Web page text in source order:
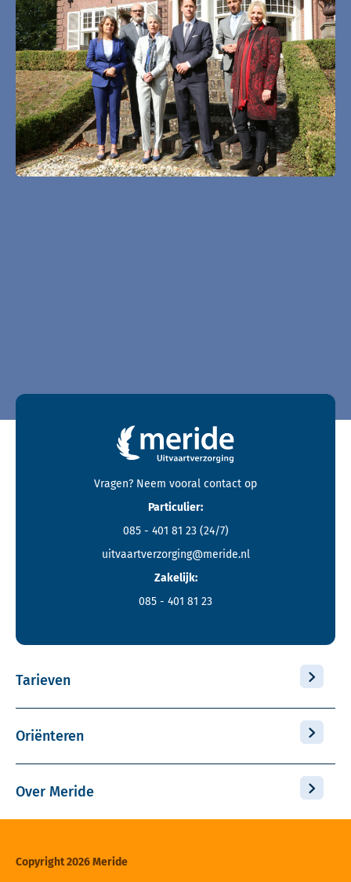
Contactgegevens en footer menu van Meride
Vragen? Neem vooral contact op
Particulier:
085 - 401 81 23 (24/7)
uitvaartverzorging@meride.nl
Zakelijk:
085 - 401 81 23
Tarieven
Oriënteren
Over Meride
Copyright 2026 Meride